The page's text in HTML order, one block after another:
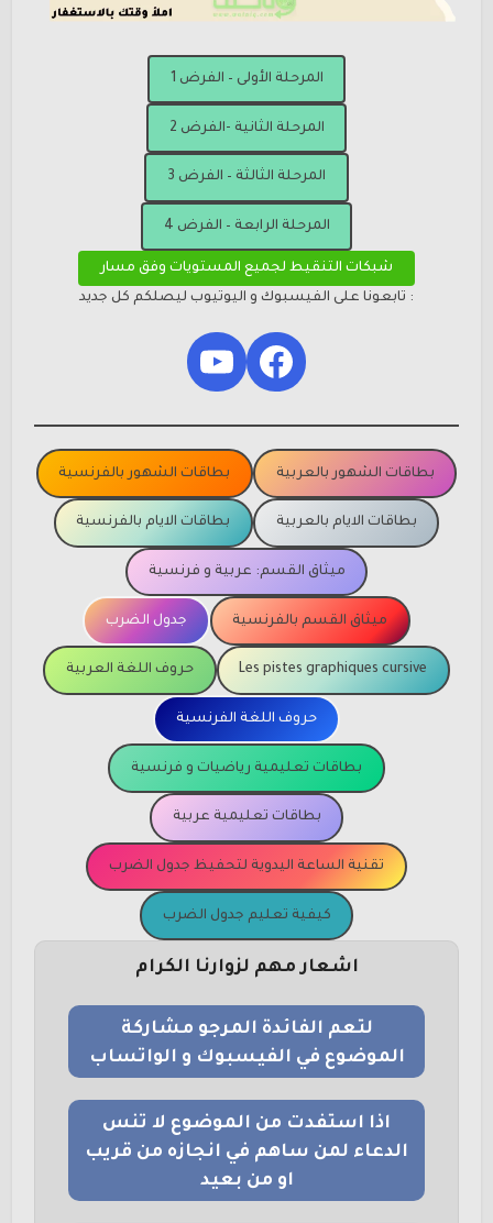
المرحلة الأولى – الفرض 1
المرحلة الثانية -الفرض 2
المرحلة الثالثة – الفرض 3
المرحلة الرابعة – الفرض 4
شبكات التنقيط لجميع المستويات وفق مسار
: تابعونا على الفيسبوك و اليوتيوب ليصلكم كل جديد
Facebook
YouTube
بطاقات الشهور بالعربية بطاقات الشهور بالفرنسية
بطاقات الايام بالعربية بطاقات الايام بالفرنسية
ميثاق القسم: عربية و فرنسية
ميثاق القسم بالفرنسية جدول الضرب
Les pistes graphiques cursive حروف اللغة العربية
حروف اللغة الفرنسية
بطاقات تعليمية رياضيات و فرنسية
بطاقات تعليمية عربية
تقنية الساعة اليدوية لتحفيظ جدول الضرب
كيفية تعليم جدول الضرب
اشعار مهم لزوارنا الكرام
لتعم الفائدة المرجو مشاركة
الموضوع في الفيسبوك و الواتساب
اذا استفدت من الموضوع لا تنس
الدعاء لمن ساهم في انجازه من قريب
او من بعيد